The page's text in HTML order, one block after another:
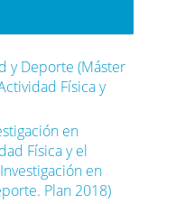
y Deporte (Máster
Física y
en
Física y el
en
Plan 2018)